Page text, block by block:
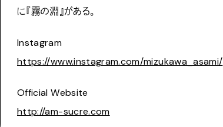
に『霧の淵』がある。
Instagram
https://www.instagram.com/mizukawa_asami/
Official Website
http://am-sucre.com